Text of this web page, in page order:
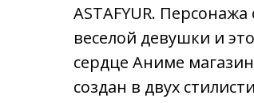
ASTAFYUR.
веселой девушки и
сердце Аниме
создан в двух